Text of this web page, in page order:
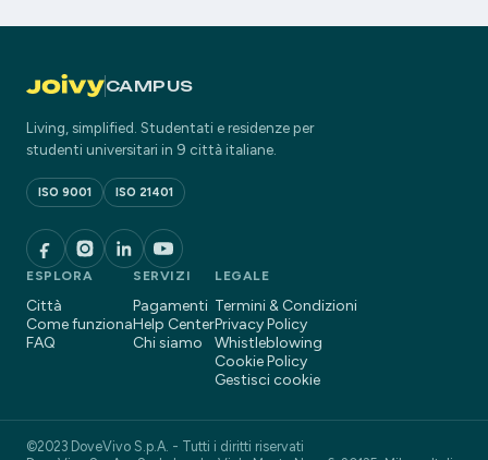
CAMPUS
Living, simplified. Studentati e residenze per
studenti universitari in 9 città italiane.
ISO 9001 ISO 21401
ESPLORA
Città
Come funziona
FAQ
SERVIZI
Pagamenti
Help Center
Chi siamo
LEGALE
Termini & Condizioni
Privacy Policy
Whistleblowing
Cookie Policy
Gestisci cookie
©2023 DoveVivo S.p.A. - Tutti i diritti riservati